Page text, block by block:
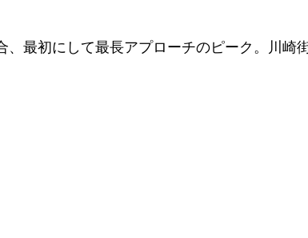
最初にして最長アプローチのピーク。川崎